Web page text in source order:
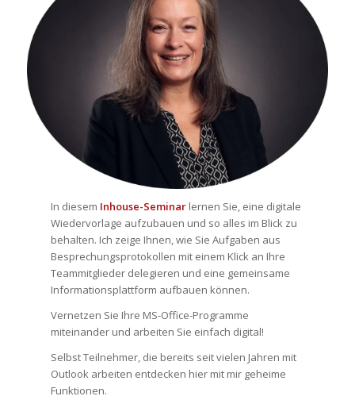
In diesem Inhouse-Seminar lernen Sie, eine digitale
Wiedervorlage aufzubauen und so alles im Blick zu
behalten. Ich zeige Ihnen, wie Sie Aufgaben aus
Besprechungsprotokollen mit einem Klick an Ihre
Teammitglieder delegieren und eine gemeinsame
Informationsplattform aufbauen können.
Vernetzen Sie Ihre MS-Office-Programme
miteinander und arbeiten Sie einfach digital!
Selbst Teilnehmer, die bereits seit vielen Jahren mit
Outlook arbeiten entdecken hier mit mir geheime
Funktionen.